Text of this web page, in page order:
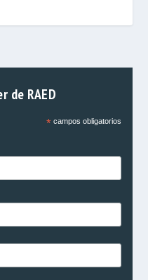
de RAED
*campos obligatorios